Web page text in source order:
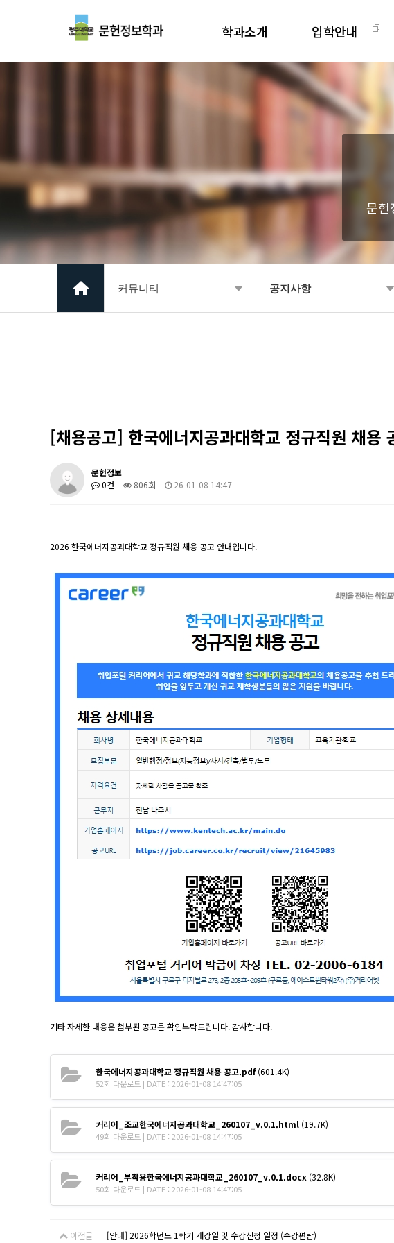
학과소개
학과장 인사말
교육환경
진로
찾아오시는길
입학안내
학부
편입
문헌
커뮤니티
장학/취업
커뮤니티
공지사항
학과 발간 자료
[채용공고] 한국에너지공과대학교 정규직원 채용
문헌정보
0건
806회 26-01-08 14:47
2026 한국에너지공과대학교 정규직원 채용 공고 안내입니다.
기타 자세한 내용은 첨부된 공고문 확인부탁드립니다. 감사합니다.
한국에너지공과대학교 정규직원 채용 공고.pdf(601.4K)
52회 다운로드 | DATE : 2026-01-08 14:47:05
커리어_조교한국에너지공과대학교_260107_v.0.1.html (19.7K)
49회 다운로드 | DATE : 2026-01-08 14:47:05
커리어_부착용한국에너지공과대학교_260107_v.0.1.docx (32.8K)
50회 다운로드 | DATE : 2026-01-08 14:47:05
이전글 [안내] 2026학년도 1학기 개강일 및 수강신청 일정 (수강편람)